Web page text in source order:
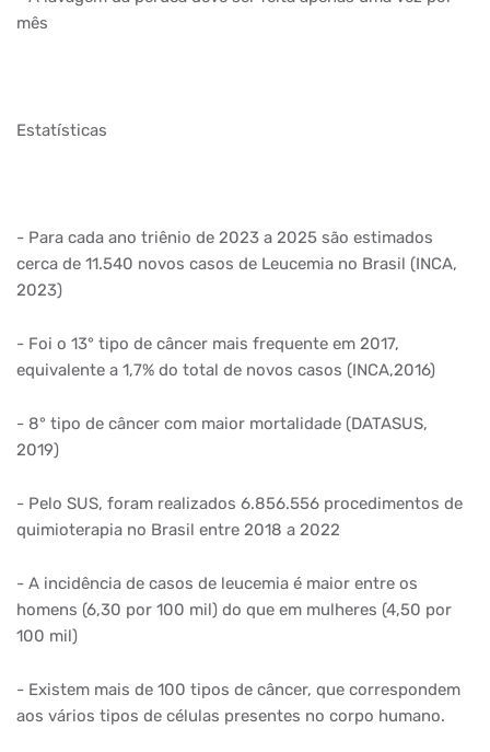
mês
Estatísticas
- Para cada ano triênio de 2023 a 2025 são estimados
cerca de 11.540 novos casos de Leucemia no Brasil (INCA,
2023)
- Foi o 13° tipo de câncer mais frequente em 2017,
equivalente a 1,7% do total de novos casos (INCA,2016)
- 8° tipo de câncer com maior mortalidade (DATASUS,
2019)
- Pelo SUS, foram realizados 6.856.556 procedimentos de
quimioterapia no Brasil entre 2018 a 2022
- A incidência de casos de leucemia é maior entre os
homens (6,30 por 100 mil) do que em mulheres (4,50 por
100 mil)
- Existem mais de 100 tipos de câncer, que correspondem
aos vários tipos de células presentes no corpo humano.